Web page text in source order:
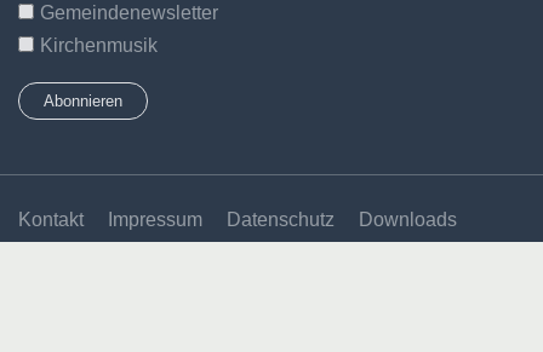
Gemeindenewsletter
Kirchenmusik
Kontakt Impressum Datenschutz Downloads